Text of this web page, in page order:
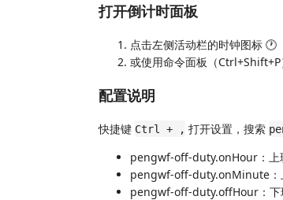
打开倒计时面板
点击左侧活动栏的时钟图标 🕐
或使用命令面板（Ctrl+Shift+P
配置说明
快捷键 Ctrl + , 打开设置，搜索
pengwf-off-duty.onHour：上
pengwf-off-duty.onMinute：
pengwf-off-duty.offHour：下